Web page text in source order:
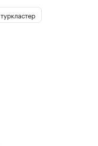
туркластер